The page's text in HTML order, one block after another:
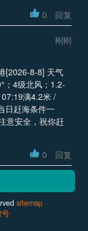
0 回复
刚刚
[2026-8-8] 天气
；4级北风；1.2-
满4.2米 /
日赶海条件一
意安全，祝你赶
0 回复
sitemap
号